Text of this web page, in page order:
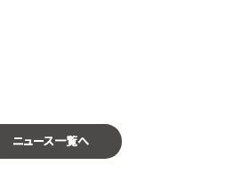
ニュース一覧へ